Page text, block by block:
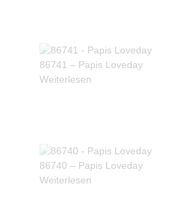
86741 – Papis Loveday
Weiterlesen
86740 – Papis Loveday
Weiterlesen